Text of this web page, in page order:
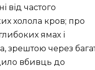
від частого
холола кров; про
ямах і
зрештою через
вбивць до